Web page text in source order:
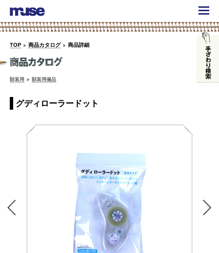
TOP 商品カタログ 商品詳細
額装用 額装用備品
グディローラードット